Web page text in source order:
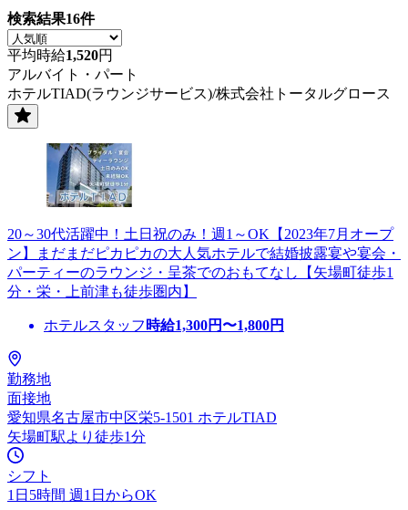
検索結果16件
平均時給1,520円
アルバイト・パート
ホテルTIAD(ラウンジサービス)/株式会社トータルグロース
20～30代活躍中！土日祝のみ！週1～OK【2023年7月オープ
ン】まだまだピカピカの大人気ホテルで結婚披露宴や宴会・
パーティーのラウンジ・呈茶でのおもてなし【矢場町徒歩1
分・栄・上前津も徒歩圏内】
ホテルスタッフ 時給1,300円〜1,800円
勤務地
面接地
愛知県名古屋市中区栄5-1501 ホテルTIAD
矢場町駅より徒歩1分
シフト
1日5時間 週1日からOK